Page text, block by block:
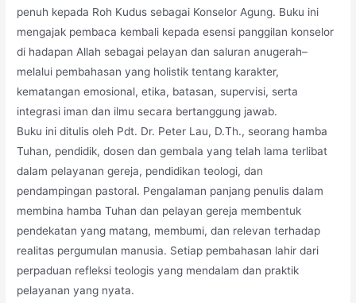
penuh kepada Roh Kudus sebagai Konselor Agung. Buku ini
mengajak pembaca kembali kepada esensi panggilan konselor
di hadapan Allah sebagai pelayan dan saluran anugerah–
melalui pembahasan yang holistik tentang karakter,
kematangan emosional, etika, batasan, supervisi, serta
integrasi iman dan ilmu secara bertanggung jawab.
Buku ini ditulis oleh Pdt. Dr. Peter Lau, D.Th., seorang hamba
Tuhan, pendidik, dosen dan gembala yang telah lama terlibat
dalam pelayanan gereja, pendidikan teologi, dan
pendampingan pastoral. Pengalaman panjang penulis dalam
membina hamba Tuhan dan pelayan gereja membentuk
pendekatan yang matang, membumi, dan relevan terhadap
realitas pergumulan manusia. Setiap pembahasan lahir dari
perpaduan refleksi teologis yang mendalam dan praktik
pelayanan yang nyata.